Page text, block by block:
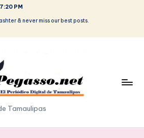
PM
& never miss our best posts.
Tamaulipas